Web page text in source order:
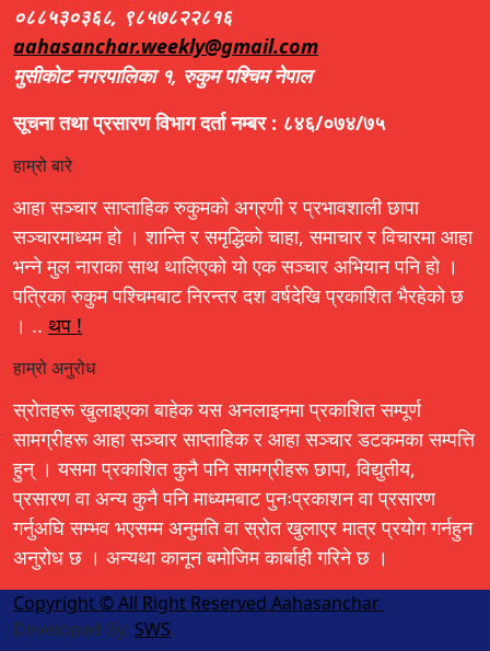
०८८५३०३६८, ९८५७८२२८१६
aahasanchar.weekly@gmail.com
मुसीकोट नगरपालिका १, रुकुम पश्चिम नेपाल
सूचना तथा प्रसारण विभाग दर्ता नम्बर : ८४६/०७४/७५
हाम्रो बारे
आहा सञ्चार साप्ताहिक रुकुमको अग्रणी र प्रभावशाली छापा
सञ्चारमाध्यम हो । शान्ति र समृद्धिको चाहा, समाचार र विचारमा आहा
भन्ने मुल नाराका साथ थालिएको यो एक सञ्चार अभियान पनि हो ।
पत्रिका रुकुम पश्चिमबाट निरन्तर दश वर्षदेखि प्रकाशित भैरहेको छ
। .. थप !
हाम्रो अनुरोध
स्रोतहरू खुलाइएका बाहेक यस अनलाइनमा प्रकाशित सम्पूर्ण
सामग्रीहरू आहा सञ्चार साप्ताहिक र आहा सञ्चार डटकमका सम्पत्ति
हुन् । यसमा प्रकाशित कुनै पनि सामग्रीहरू छापा, विद्युतीय,
प्रसारण वा अन्य कुनै पनि माध्यमबाट पुनःप्रकाशन वा प्रसारण
गर्नुअघि सम्भव भएसम्म अनुमति वा स्रोत खुलाएर मात्र प्रयोग गर्नहुन
अनुरोध छ । अन्यथा कानून बमोजिम कार्बाही गरिने छ ।
Copyright © All Right Reserved Aahasanchar |
Developed By: SWS.